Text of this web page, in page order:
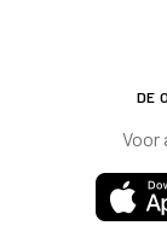
DE
Voor